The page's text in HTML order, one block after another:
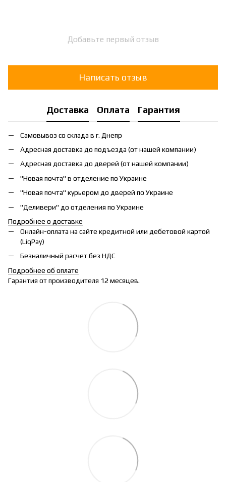
Добавьте первый отзыв
Написать отзыв
Доставка Оплата Гарантия
Самовывоз со склада в г. Днепр
Адресная доставка до подъезда (от нашей компании)
Адресная доставка до дверей (от нашей компании)
"Новая почта" в отделение по Украине
"Новая почта" курьером до дверей по Украине
"Деливери" до отделения по Украине
Подробнее о доставке
Онлайн-оплата на сайте кредитной или дебетовой картой
(LiqPay)
Безналичный расчет без НДС
Подробнее об оплате
Гарантия от производителя 12 месяцев.